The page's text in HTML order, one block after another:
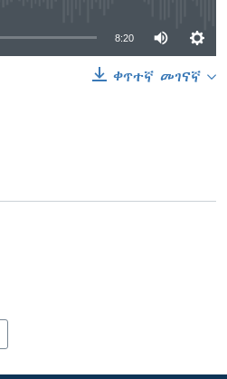
8:20
ቀጥተኛ መገናኛ